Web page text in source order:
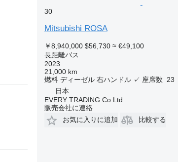
30
Mitsubishi ROSA
￥8,940,000 $56,730 ≈ €49,100
長距離バス
2023
21,000 km
燃料 ディーゼル 右ハンドル ✓ 座席数
23
日本
EVERY TRADING Co Ltd
販売会社に連絡
お気に入りに追加
比較する